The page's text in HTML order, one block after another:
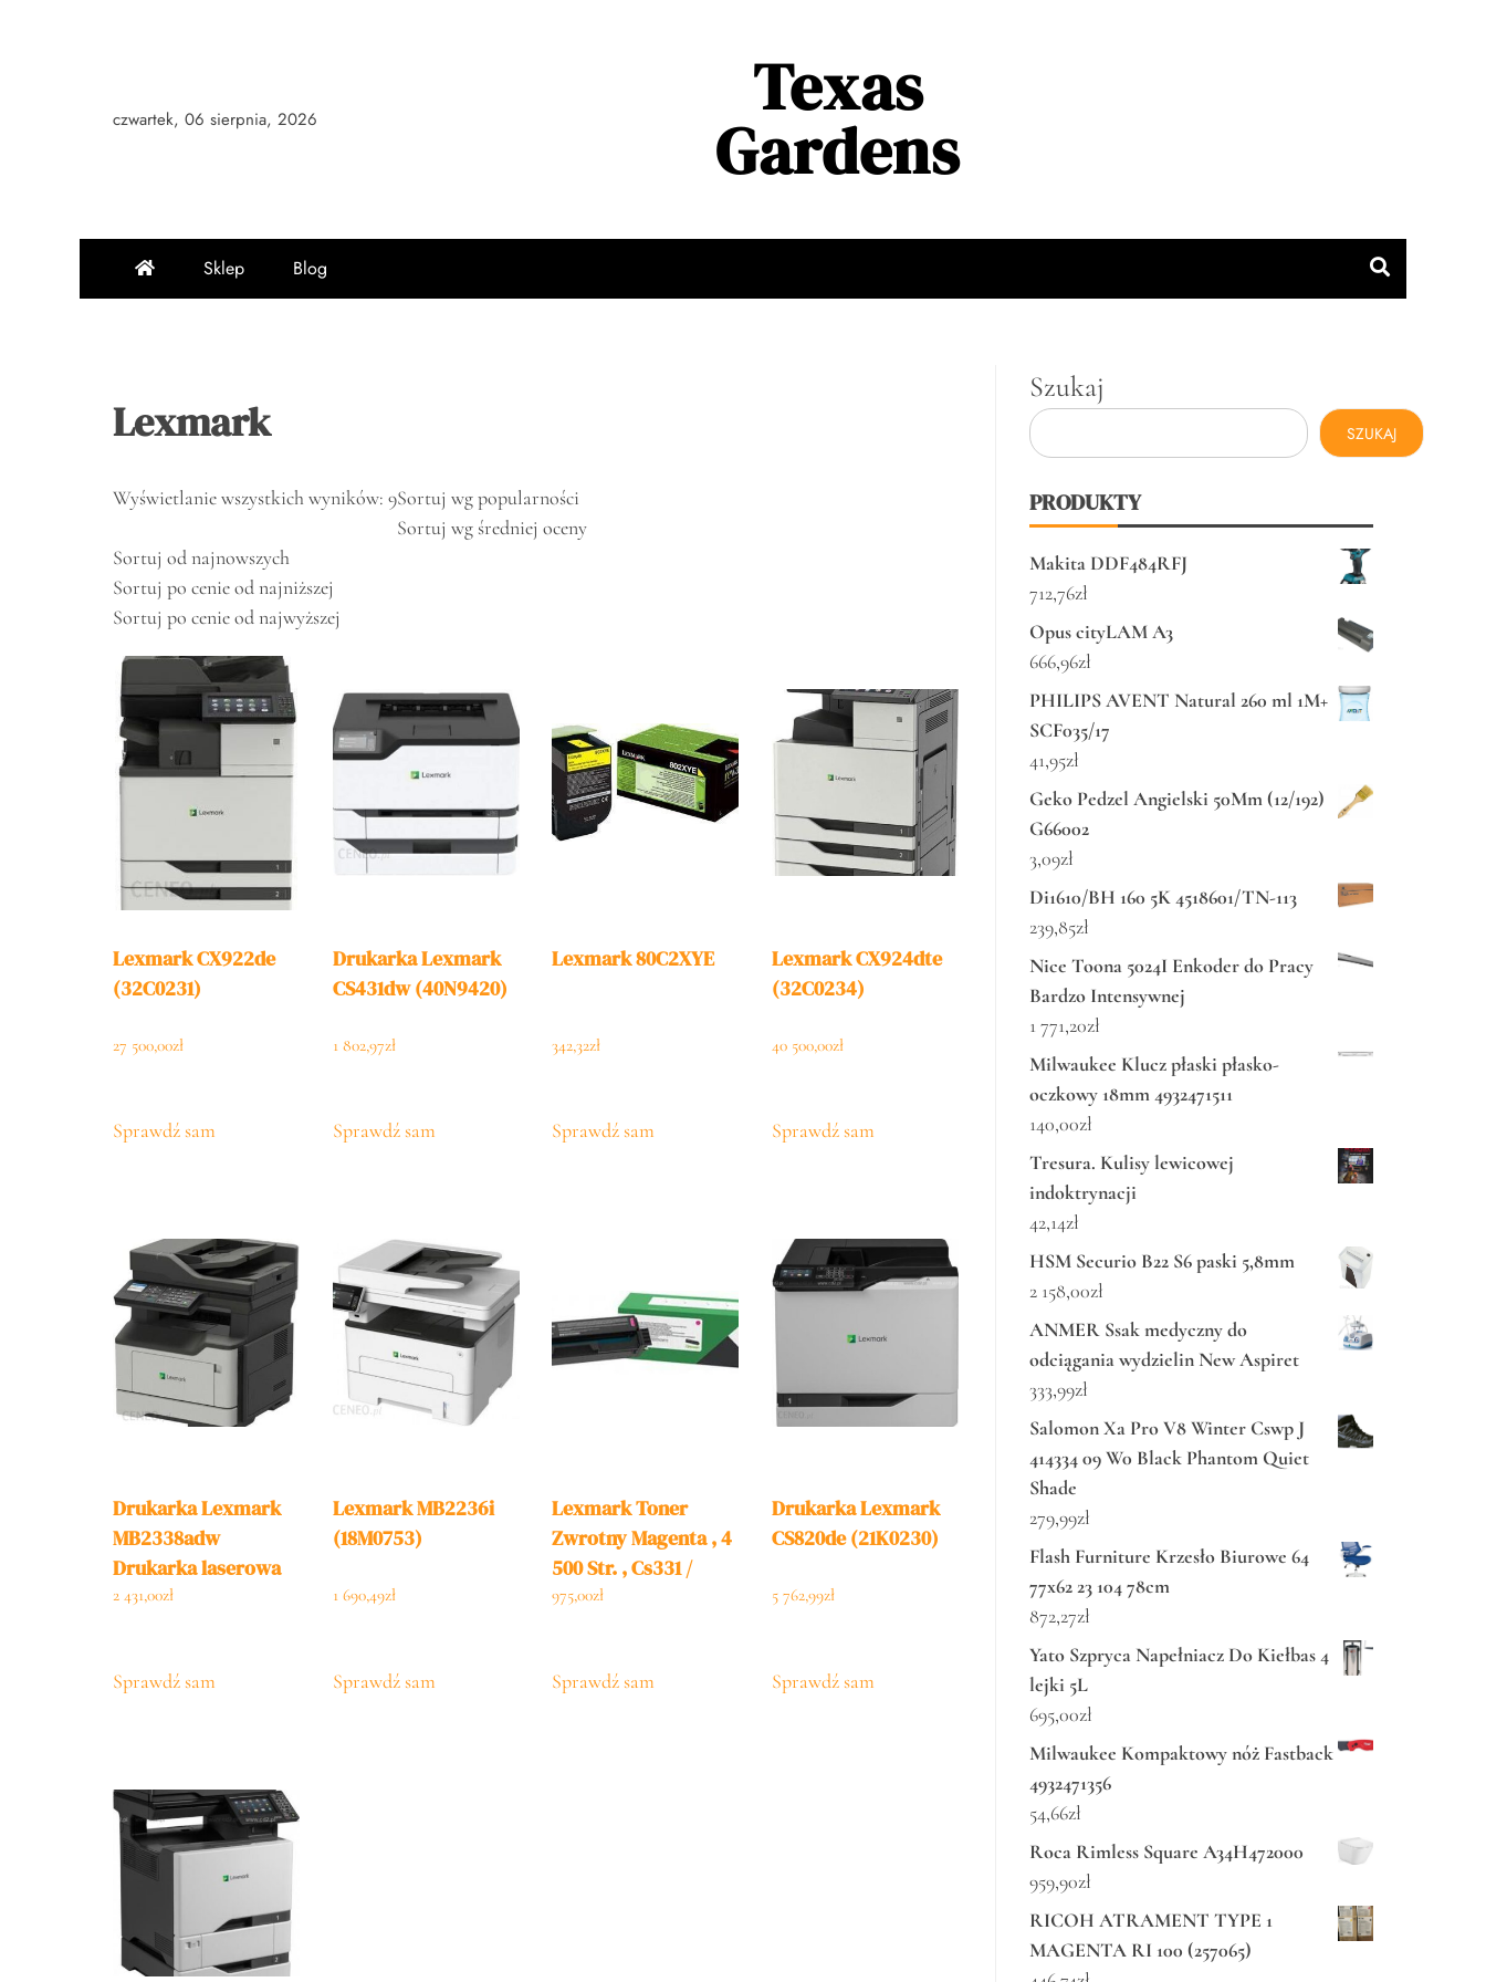
czwartek, 06 sierpnia, 2026
Texas
Gardens
Sklep Blog
Lexmark
Wyświetlanie wszystkich wyników: 9Sortuj wg popularności
Sortuj wg średniej oceny
Sortuj od najnowszych
Sortuj po cenie od najniższej
Sortuj po cenie od najwyższej
Lexmark CX922de
(32C0231)
27 500,00zł
Sprawdź sam
Drukarka Lexmark
CS431dw (40N9420)
1 802,97zł
Sprawdź sam
Lexmark 80C2XYE
342,32zł
Sprawdź sam
Lexmark CX924dte
(32C0234)
40 500,00zł
Sprawdź sam
Drukarka Lexmark
MB2338adw
Drukarka laserowa
Wielofunkcyjne z
– Laser
2 431,00zł
Sprawdź sam
Lexmark MB2236i
(18M0753)
1 690,49zł
Sprawdź sam
Lexmark Toner
Zwrotny Magenta , 4
500 Str. , Cs331 /
Cx331 (20N2HM0)
975,00zł
Sprawdź sam
Drukarka Lexmark
CS820de (21K0230)
5 762,99zł
Sprawdź sam
Szukaj
SZUKAJ
PRODUKTY
Makita DDF484RFJ
712,76zł
Opus cityLAM A3
666,96zł
PHILIPS AVENT Natural 260 ml 1M+
SCF035/17
41,95zł
Geko Pedzel Angielski 50Mm (12/192)
G66002
3,09zł
Di1610/BH 160 5K 4518601/TN-113
239,85zł
Nice Toona 5024I Enkoder do Pracy
Bardzo Intensywnej
1 771,20zł
Milwaukee Klucz płaski płasko-
oczkowy 18mm 4932471511
140,00zł
Tresura. Kulisy lewicowej
indoktrynacji
42,14zł
HSM Securio B22 S6 paski 5,8mm
2 158,00zł
ANMER Ssak medyczny do
odciągania wydzielin New Aspiret
333,99zł
Salomon Xa Pro V8 Winter Cswp J
414334 09 W0 Black Phantom Quiet
Shade
279,99zł
Flash Furniture Krzesło Biurowe 64
77x62 23 104 78cm
872,27zł
Yato Szpryca Napełniacz Do Kiełbas 4
lejki 5L
695,00zł
Milwaukee Kompaktowy nóż Fastback
4932471356
54,66zł
Roca Rimless Square A34H472000
959,90zł
RICOH ATRAMENT TYPE 1
MAGENTA RI 100 (257065)